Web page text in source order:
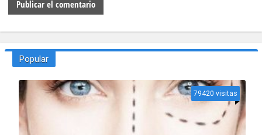
Popular
79420 visitas